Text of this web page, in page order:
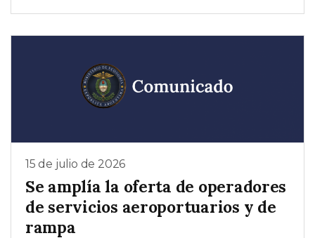
15 de julio de 2026
Se amplía la oferta de operadores
de servicios aeroportuarios y de
rampa